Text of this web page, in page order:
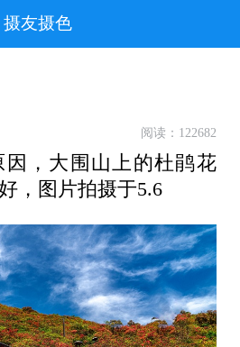
摄友摄色
阅读：122682
，大围山上的杜鹃花
，图片拍摄于5.6